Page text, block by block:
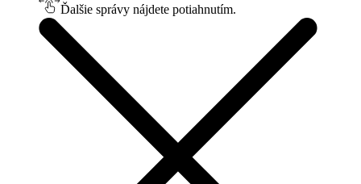
Ďalšie správy nájdete potiahnutím.